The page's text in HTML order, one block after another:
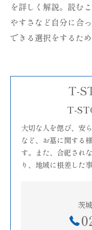
を詳しく解説。読む
やすさなど自分に合
できる選択をするた
T-
大切な人を偲び、安
など、お墓に関する
す。また、合祀され
り、地域に根差した
茨